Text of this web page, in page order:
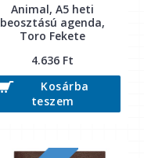
Animal, A5 heti
beosztású agenda,
Toro Fekete
4.636 Ft
Kosárba
teszem